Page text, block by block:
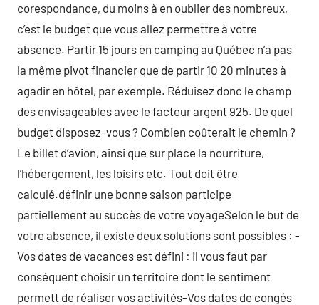
corespondance, du moins à en oublier des nombreux,
c’est le budget que vous allez permettre à votre
absence. Partir 15 jours en camping au Québec n’a pas
la même pivot financier que de partir 10 20 minutes à
agadir en hôtel, par exemple. Réduisez donc le champ
des envisageables avec le facteur argent 925. De quel
budget disposez-vous ? Combien coûterait le chemin ?
Le billet d’avion, ainsi que sur place la nourriture,
l’hébergement, les loisirs etc. Tout doit être
calculé.définir une bonne saison participe
partiellement au succès de votre voyageSelon le but de
votre absence, il existe deux solutions sont possibles : -
Vos dates de vacances est défini : il vous faut par
conséquent choisir un territoire dont le sentiment
permett de réaliser vos activités-Vos dates de congés